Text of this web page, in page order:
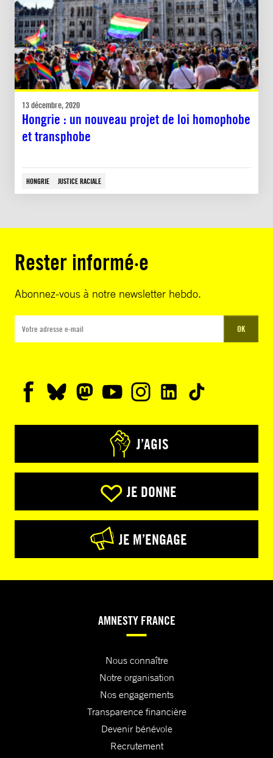
13 décembre, 2020
Hongrie : un nouveau projet de loi homophobe
et transphobe
HONGRIE JUSTICE RACIALE
Rester informé·e
Abonnez-vous à notre newsletter hebdo.
OK
J’AGIS
JE DONNE
JE M’ENGAGE
AMNESTY FRANCE
Nous connaître
Notre organisation
Nos engagements
Transparence financière
Devenir bénévole
Recrutement